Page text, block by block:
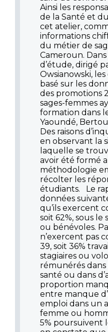
Ainsi les
de la Santé et
cet atelier,
informations
du métier de
Cameroun.
d’étude, dirigé
Owsianowski,
basé sur les
des promotions
sages-femmes
formation dans
Yaoundé,
Des raisons
en observant la
laquelle se
avoir été formé
méthodologie
récolter les
étudiants. Le
données
qu’ils exercent
soit 62%, sous
ou bénévoles.
n’exercent pas
39, soit 36%
stagiaires ou
rémunérés
santé ou dans
proportion
entre manque
emploi dans un
femme ou
5% poursuivent